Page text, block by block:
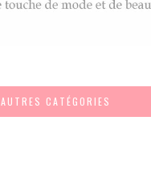
AUTRES CATÉGORIES